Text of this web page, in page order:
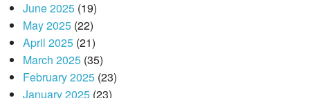
June 2025(19)
May 2025(22)
April 2025(21)
March 2025(35)
February 2025(23)
January 2025(23)